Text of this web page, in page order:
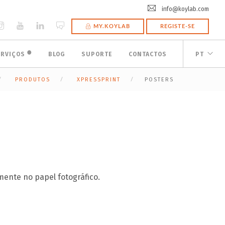
info@koylab.com
MY.KOYLAB REGISTE-SE
🟠 BLOG SUPORTE CONTACTOS PT
PRODUTOS XPRESSPRINT POSTERS
no papel fotográfico.